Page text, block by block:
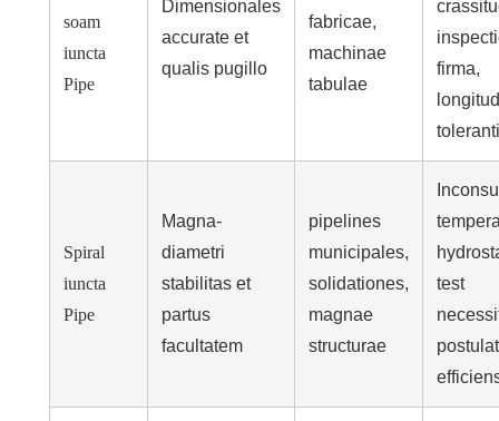
soam
iuncta
Pipe
Dimensionales
accurate et
qualis pugillo
fabricae,
machinae
tabulae
firma,
Spiral
iuncta
Pipe
Magna-
diametri
stabilitas et
partus
facultatem
pipelines
municipales,
solidationes,
magnae
structurae
test